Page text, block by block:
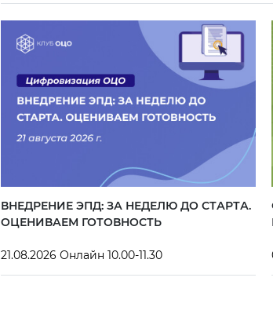
ВНЕДРЕНИЕ ЭПД: ЗА НЕДЕЛЮ ДО СТАРТА.
ОЦЕНИВАЕМ ГОТОВНОСТЬ
21.08.2026 Онлайн 10.00-11.30